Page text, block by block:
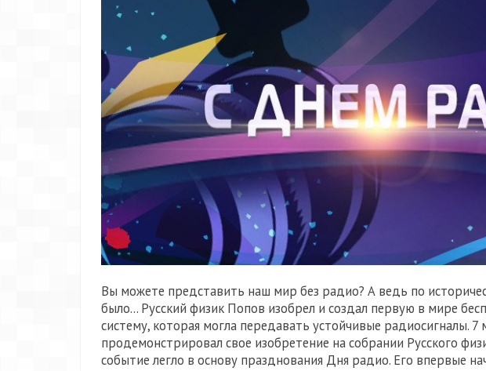
Вы можете представить наш мир без радио? А ведь по
было... Русский физик Попов изобрел и создал первую в мире
систему, которая могла передавать устойчивые радиосигналы.
продемонстрировал свое изобретение на собрании Русского
событие легло в основу празднования Дня радио. Его впервые